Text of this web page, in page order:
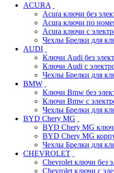
ACURA
Acura ключи без
Acura ключи по
Acura ключи с
Чехлы Брелки для
AUDI
Ключи Audi без
Ключи Audi с
Чехлы Брелки для
BMW
Ключи Bmw без
Ключи Bmw с
Чехлы Брелки для
BYD Chery MG
BYD Chery MG
BYD Chery MG
Чехлы Брелки для
CHEVROLET
Chevrolet ключи без
Chevrolet ключи с